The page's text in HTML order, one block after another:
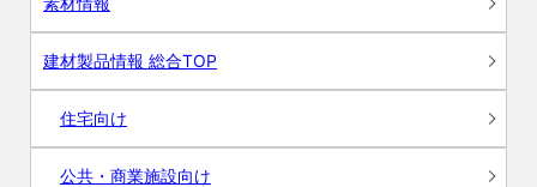
建材製品情報 総合TOP
住宅向け
公共・商業施設向け